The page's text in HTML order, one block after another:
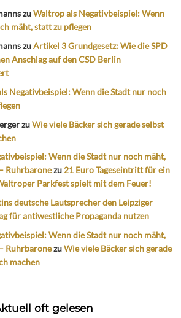
zuWaltrop als Negativbeispiel: Wenn
mäht, statt zu pflegen
zuArtikel 3 Grundgesetz: Wie die SPD
Anschlag auf den CSD Berlin
Negativbeispiel: Wenn die Stadt nur noch
zuWie viele Bäcker sich gerade selbst
Wenn die Stadt nur noch mäht,
Ruhrbaronezu 21 Euro Tageseintritt für ein
Parkfest spielt mit dem Feuer!
deutsche Lautsprecher den Leipziger
für antiwestliche Propaganda nutzen
Wenn die Stadt nur noch mäht,
RuhrbaronezuWie viele Bäcker sich gerade
machen
oft gelesen